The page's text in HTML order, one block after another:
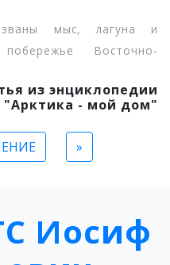
мыс, лагуна и
Восточно-
из энциклопедии
"Арктика - мой дом"
»
Иосиф